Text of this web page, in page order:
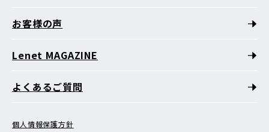
お客様の声
Lenet MAGAZINE
よくあるご質問
個人情報保護方針